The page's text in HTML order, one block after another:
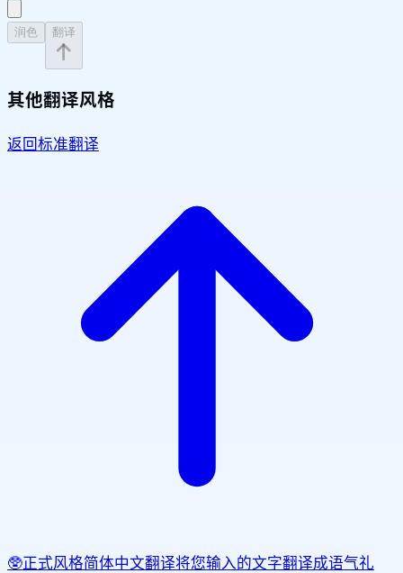
润色 翻译
其他翻译风格
返回标准翻译
🥸正式风格简体中文翻译将您输入的文字翻译成语气礼